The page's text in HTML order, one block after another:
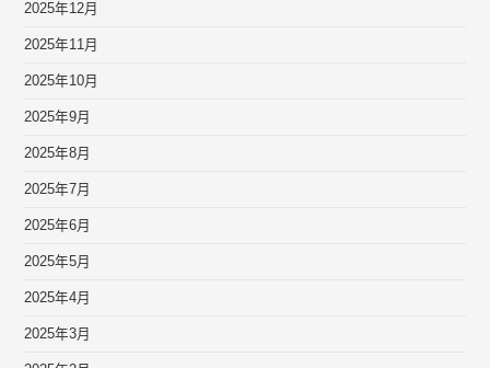
2025年12月
2025年11月
2025年10月
2025年9月
2025年8月
2025年7月
2025年6月
2025年5月
2025年4月
2025年3月